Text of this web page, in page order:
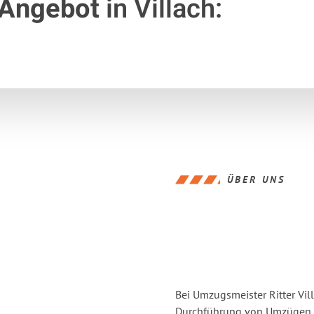
in Villach:
ÜBER UNS
Bei Umzugsmeister Ritter
Durchführung von